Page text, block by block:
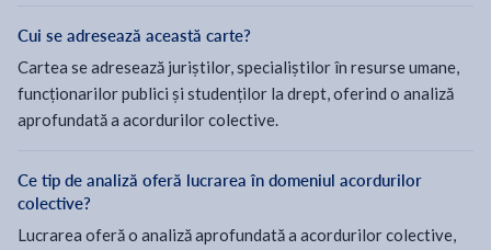
Cui se adresează această carte?
Cartea se adresează juriștilor, specialiștilor în resurse umane,
funcționarilor publici și studenților la drept, oferind o analiză
aprofundată a acordurilor colective.
Ce tip de analiză oferă lucrarea în domeniul acordurilor
colective?
Lucrarea oferă o analiză aprofundată a acordurilor colective,